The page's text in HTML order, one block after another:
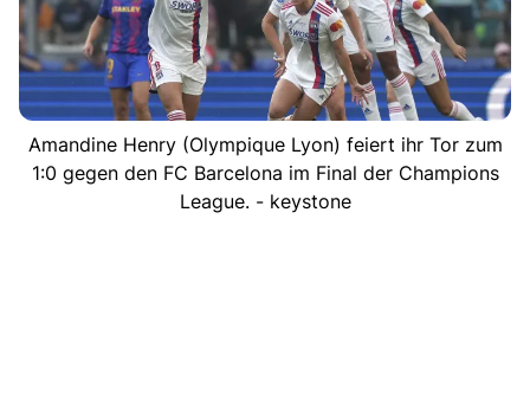
Amandine Henry (Olympique Lyon) feiert ihr Tor zum
1:0 gegen den FC Barcelona im Final der Champions
League. - keystone